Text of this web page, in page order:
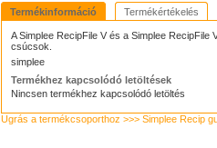
Termékinformáció Termékértékelés
A Simplee RecipFile V és a Simplee
csúcsok.
simplee
Termékhez kapcsolódó letöltések
Nincsen termékhez kapcsolódó letöltés
Ugrás a termékcsoporthoz >>> Simplee Recip